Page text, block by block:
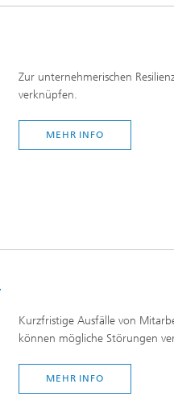
Zur unternehmerischen
verknüpfen.
MEHR INFO
Kurzfristige Ausfälle von
können mögliche Störungen
MEHR INFO